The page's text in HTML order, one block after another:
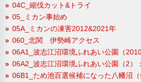
04C_縮伐カット&トライ
05_ミカン事始め
05A_ミカンの凍害2012&2021年
060_北関 伊勢崎アクセス
06A1_波志江沼環境ふれあい公園（
06A2_波志江沼環境ふれあい公園（2
06B1_ため池百選候補になった八幡沼（